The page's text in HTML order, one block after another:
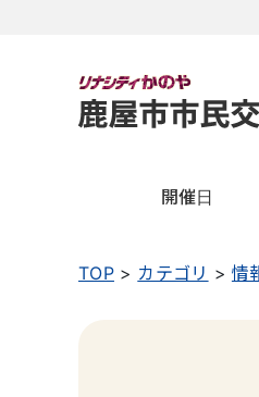
開催日
TOP カテゴリ 情